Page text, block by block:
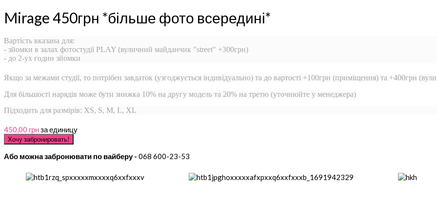
Mirage 450грн *більше фото всередині*
Вартість вказана для:
- зйомки в залах фотостудії PLAY (вуличний майданчик "street" +300грн)
- до 2-ух годин зйомки
Якщо за межами студії, то потрібен завдаток (узгоджується індивідуально) та до вартості +100грн (приміщення) та +400грн
Для більшості нарядів може бути знижка 10% на другу модель та 20% на третю (уточнюйте у менеджера)
Підходить для размірів: XS, S, M, L, XL
450,00 грнза единицу
Або можна забронювати по вайберу - 068 600-23-53